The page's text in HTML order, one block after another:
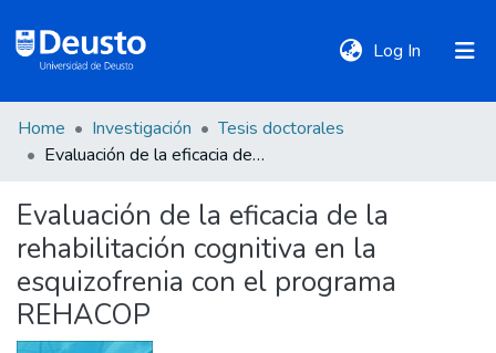
Log In (current)
DeustoTeka
Communities
&
Collections
All of DSpace
Home Investigación
Tesis doctorales
Evaluación de la eficacia de la rehabilitación cognitiva en la esquizofrenia con el programa REHACOP
Evaluación de la eficacia de la
rehabilitación cognitiva en la
esquizofrenia con el programa
REHACOP